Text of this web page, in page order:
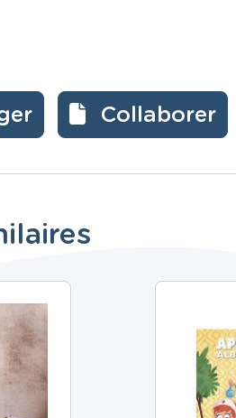
Collaborer